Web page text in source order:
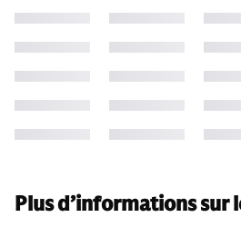
Plus d’informations sur